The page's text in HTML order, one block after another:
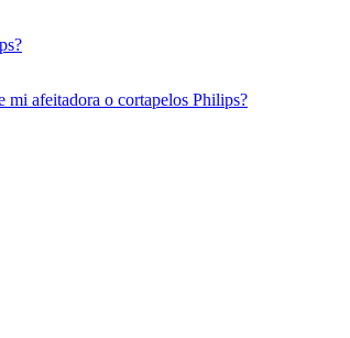
mi afeitadora o cortapelos Philips?